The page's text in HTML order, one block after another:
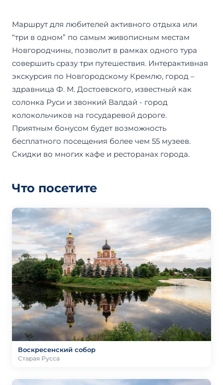
Маршрут для любителей активного отдыха или
“три в одном” по самым живописным местам
Новгородчины, позволит в рамках одного тура
совершить сразу три путешествия. Интерактивная
экскурсия по Новгородскому Кремлю, город –
здравница Ф. М. Достоевского, известный как
солонка Руси и звонкий Валдай - город
колокольчиков на государевой дороге.
Приятным бонусом будет возможность
бесплатного посещения более чем 55 музеев.
Скидки во многих кафе и ресторанах города.
Что посетите
Воскресенский собор
Старая Русса